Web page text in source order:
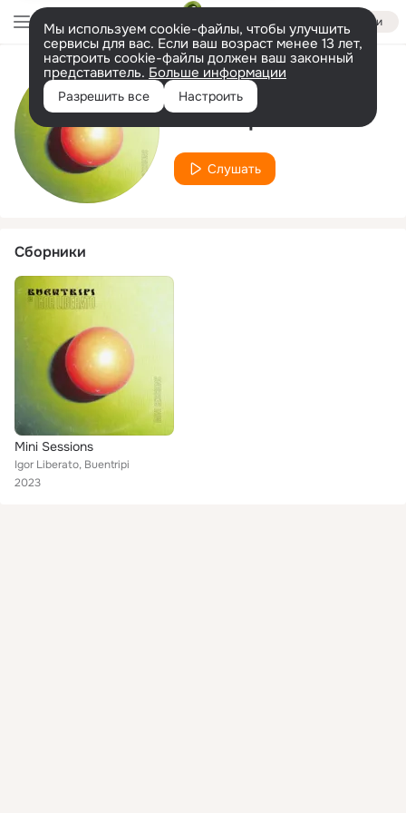
Войти
Мы используем cookie-файлы, чтобы улучшить
сервисы для вас. Если ваш возраст менее 13 лет,
настроить cookie-файлы должен ваш законный
представитель. Больше информации
Разрешить все Настроить
Исполнитель
Buentripi
Слушать
Сборники
Mini Sessions
Igor Liberato, Buentripi
2023